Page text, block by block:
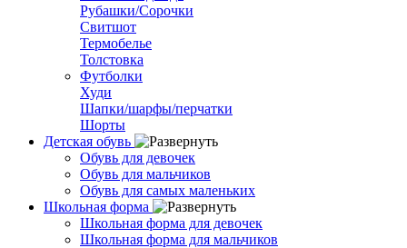
Рубашки/Сорочки
Свитшот
Термобелье
Толстовка
Футболки
Худи
Шапки/шарфы/перчатки
Шорты
Детская обувь
Обувь для девочек
Обувь для мальчиков
Обувь для самых маленьких
Школьная форма
Школьная форма для девочек
Школьная форма для мальчиков